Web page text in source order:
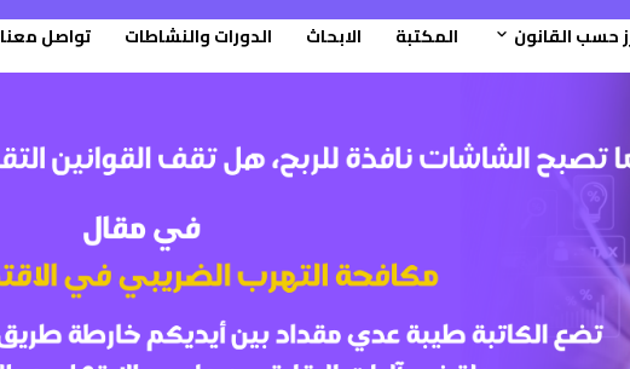
حسب القانون المكتبة الابحاث الدورات والنشاطات تواصل معنا